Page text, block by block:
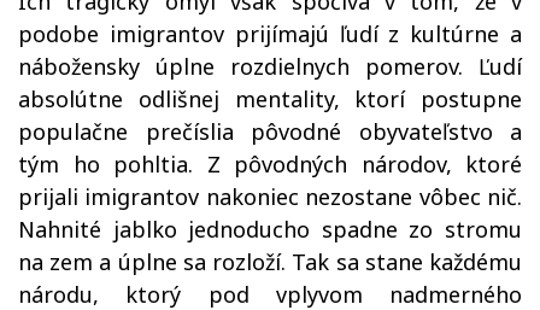
podobe imigrantov prijímajú ľudí z kultúrne a
nábožensky úplne rozdielnych pomerov. Ľudí
absolútne odlišnej mentality, ktorí postupne
populačne prečíslia pôvodné obyvateľstvo a
tým ho pohltia. Z pôvodných národov, ktoré
prijali imigrantov nakoniec nezostane vôbec nič.
Nahnité jablko jednoducho spadne zo stromu
na zem a úplne sa rozloží. Tak sa stane každému
národu, ktorý pod vplyvom nadmerného